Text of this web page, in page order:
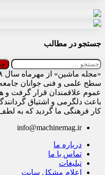
جستجو در مطالب
جستجو
برای:
سطح علمی و فنی جوانان
عموم علاقمندان قرار گرفت و
باعث دلگرمی و اشتیاق
کار فرهنگی ما گردید که به لطف
info@machinemag.ir
درباره ما
تماس با ما
تبلیغات
اعلام مشکل سایت